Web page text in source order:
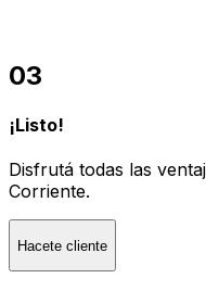
03
¡Listo!
Disfrutá todas las
Corriente.
Hacete cliente